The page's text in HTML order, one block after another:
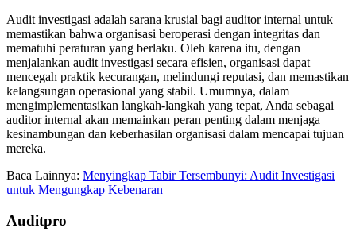
Audit investigasi adalah sarana krusial bagi auditor internal untuk
memastikan bahwa organisasi beroperasi dengan integritas dan
mematuhi peraturan yang berlaku. Oleh karena itu, dengan
menjalankan audit investigasi secara efisien, organisasi dapat
mencegah praktik kecurangan, melindungi reputasi, dan memastikan
kelangsungan operasional yang stabil. Umumnya, dalam
mengimplementasikan langkah-langkah yang tepat, Anda sebagai
auditor internal akan memainkan peran penting dalam menjaga
kesinambungan dan keberhasilan organisasi dalam mencapai tujuan
mereka.
Baca Lainnya: Menyingkap Tabir Tersembunyi: Audit Investigasi
untuk Mengungkap Kebenaran
Auditpro